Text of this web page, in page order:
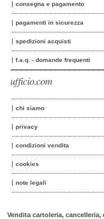
consegna e pagamento
pagamenti in sicurezza
spedizioni acquisti
f.a.q. - domande frequenti
ufficio.com
chi siamo
privacy
condizioni vendita
cookies
note legali
Vendita cartoleria,